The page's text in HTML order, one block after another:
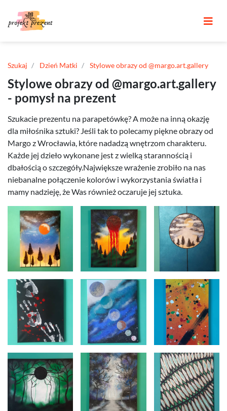
Szukaj Dzień Matki Stylowe obrazy od @margo.art.gallery
Stylowe obrazy od @margo.art.gallery
- pomysł na prezent
Szukacie prezentu na parapetówkę? A może na inną okazję
dla miłośnika sztuki? Jeśli tak to polecamy piękne obrazy od
Margo z Wrocławia, które nadadzą wnętrzom charakteru.
Każde jej dzieło wykonane jest z wielką starannością i
dbałością o szczegóły.Największe wrażenie zrobiło na nas
niebanalne połączenie kolorów i wykorzystania światła i
mamy nadzieję, że Was również oczaruje jej sztuka.